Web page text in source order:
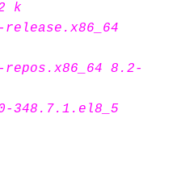
k
release.x86_64
repos.x86_64 8.2-
348.7.1.el8_5